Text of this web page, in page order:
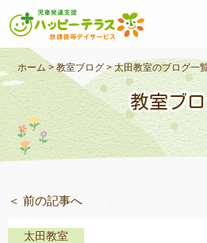
私たちについて
未就学のお子さま（０
小学生〜高校生のお子
支援事例
ホーム >教室ブログ>太田教室のブログ一
教室ブ
＜ 前の記事へ
太田教室